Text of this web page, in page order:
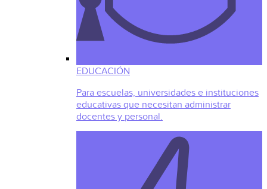
EDUCACIÓN
Para escuelas, universidades e instituciones
educativas que necesitan administrar
docentes y personal.